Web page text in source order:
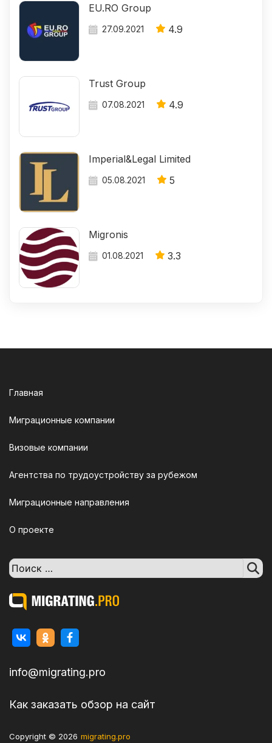
EU.RO Group
27.09.2021 4.9
Trust Group
07.08.2021 4.9
Imperial&Legal Limited
05.08.2021 5
Migronis
01.08.2021 3.3
Главная
Миграционные компании
Визовые компании
Агентства по трудоустройству за рубежом
Миграционные направления
О проекте
Поиск:
info@migrating.pro
Как заказать обзор на сайт
Copyright © 2026 migrating.pro